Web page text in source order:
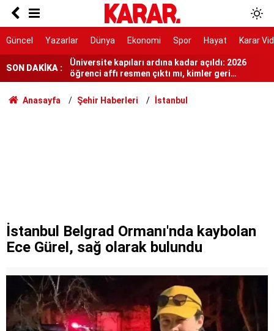
Güncel Yazarlar Dünya Ekonomi Spor Hayat Karar
SON DAKİKA :
En sıcak saatlerde çalışma kısıtlansın
öğrenci affı resmen çıktı mı, kimler geri
dönebilecek?
Çorum'da akrabalar arasında 'kız kaçırma'
kavgası
'Siyasi iradeyi ortaya koydular'
parçası haline getirebilir
Anasayfa Şehir Haberleri İstanbul
İstanbul Belgrad Ormanı'nda kaybolan
Ece Gürel, sağ olarak bulundu